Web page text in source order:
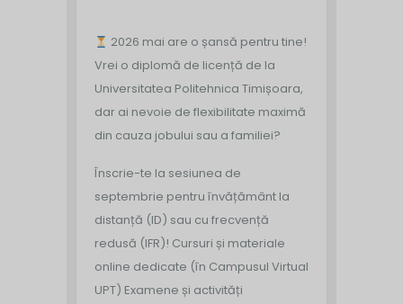
2026 mai are o șansă pentru tine!
Vrei o diplomă de licență de la
Universitatea Politehnica Timișoara,
dar ai nevoie de flexibilitate maximă
din cauza jobului sau a familiei?
Înscrie-te la sesiunea de
septembrie pentru învățământ la
distanță (ID) sau cu frecvență
redusă (IFR)! Cursuri și materiale
online dedicate (în Campusul Virtual
UPT) Examene și activități